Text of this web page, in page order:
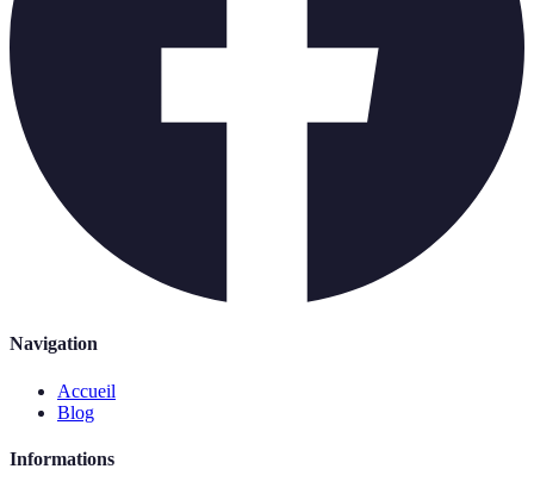
Navigation
Accueil
Blog
Informations